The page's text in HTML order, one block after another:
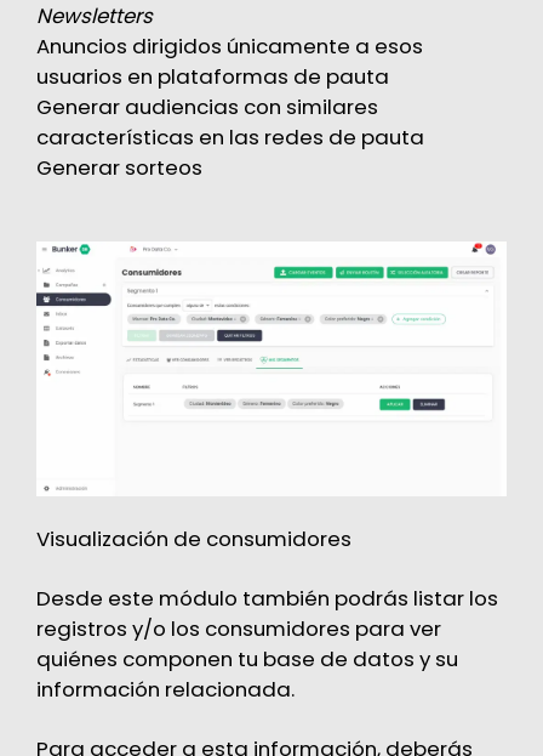
Newsletters
Anuncios dirigidos únicamente a esos
usuarios en plataformas de pauta
Generar audiencias con similares
características en las redes de pauta
Generar sorteos
Visualización de consumidores
Desde este módulo también podrás listar los
registros y/o los consumidores para ver
quiénes componen tu base de datos y su
información relacionada.
Para acceder a esta información, deberás